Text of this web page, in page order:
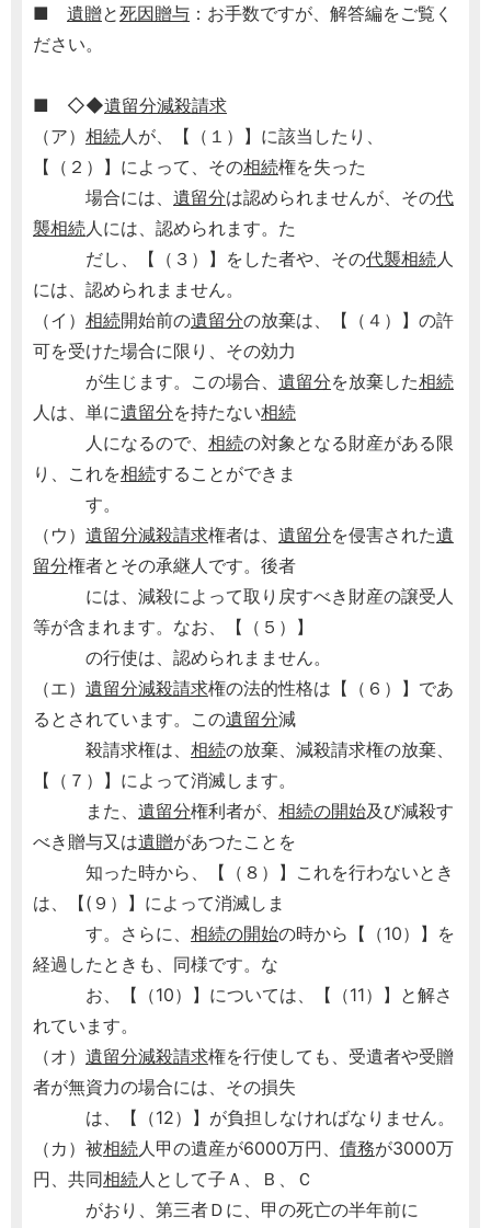
■ 遺贈と死因贈与 ：お手数ですが、解答編をご覧く
ださい。
■ ◇◆遺留分減殺請求
（ア） 相続人が、【（１）】に該当したり、
【（２）】によって、その相続権を失った
場合には、 遺留分は認められませんが、その代
襲相続人には、認められます。た
だし、【（３）】をした者や、その代襲相続人
には、認められまません。
（イ） 相続開始前の遺留分の放棄は、【（４）】の許
可を受けた場合に限り、その効力
が生じます。この場合、 遺留分を放棄した相続
人は、単に遺留分を持たない相続
人になるので、 相続の対象となる財産がある限
り、これを相続することができま
す。
（ウ） 遺留分減殺請求権者は、 遺留分を侵害された遺
留分権者とその承継人です。後者
には、減殺によって取り戻すべき財産の譲受人
等が含まれます。なお、【（５）】
の行使は、認められまません。
（エ） 遺留分減殺請求権の法的性格は【（６）】であ
るとされています。この遺留分減
殺請求権は、 相続の放棄、減殺請求権の放棄、
【（７）】によって消滅します。
また、 遺留分権利者が、 相続の開始及び減殺す
べき贈与又は遺贈があつたことを
知った時から、【（８）】これを行わないとき
は、【(９）】によって消滅しま
す。さらに、 相続の開始の時から【（10）】を
経過したときも、同様です。な
お、【（10）】については、【（11）】と解さ
れています。
（オ） 遺留分減殺請求権を行使しても、受遺者や受贈
者が無資力の場合には、その損失
は、【（12）】が負担しなければなりません。
（カ）被相続人甲の遺産が6000万円、 債務が3000万
円、共同相続人として子Ａ、Ｂ、Ｃ
がおり、第三者Ｄに、甲の死亡の半年前に